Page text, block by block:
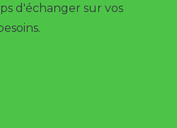
d'échanger sur vos